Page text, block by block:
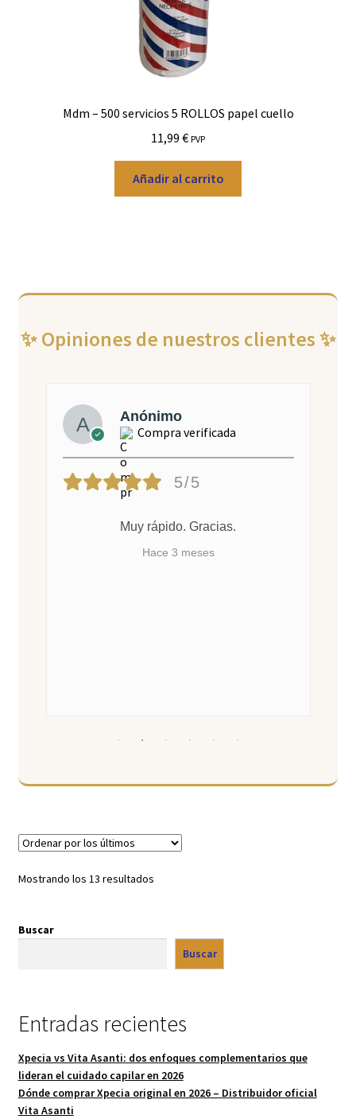
Mdm – 500 servicios 5 ROLLOS papel cuello
11,99 € PVP
Añadir al carrito
✨ Opiniones de nuestros clientes ✨
Isabel
Compra verificada
5/5
Este champú se lo regalé a un
que es el mejor que tuvo nunca,
Mostrando los 13 resultadosOrdenado
Buscar
Buscar
Entradas recientes
Xpecia vs Vita Asanti: dos enfoques complementarios que
lideran el cuidado capilar en 2026
Dónde comprar Xpecia original en 2026 – Distribuidor oficial
Vita Asanti